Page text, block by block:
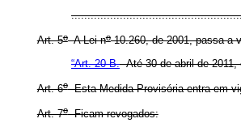
Art. 5oA Lei no10.260, de 2001, passa a
“Art. 20-B.Até 30 de abril de 2011,
Art. 6oEsta Medida Provisória entra em
Art. 7oFicam revogados: